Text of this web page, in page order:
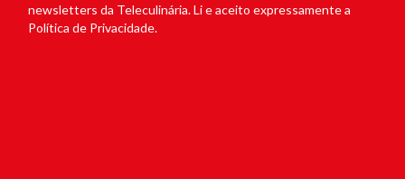
newsletters da Teleculinária. Li e aceito expressamente a
Política de Privacidade.